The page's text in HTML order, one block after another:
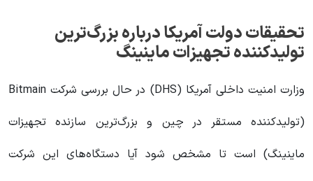
تحقیقات دولت آمریکا درباره بزرگ‌ترین
تولیدکننده تجهیزات ماینینگ
وزارت امنیت داخلی آمریکا (DHS) در حال بررسی شرکت Bitmain
(تولیدکننده مستقر در چین و بزرگ‌ترین سازنده تجهیزات
ماینینگ) است تا مشخص شود آیا دستگاه‌های این شرکت